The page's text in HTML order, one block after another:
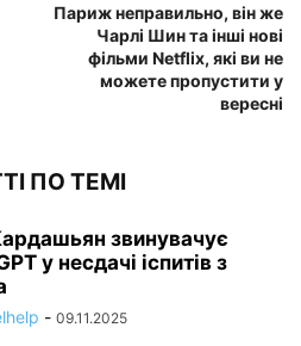
Париж неправильно, він же
Чарлі Шин та інші нові
фільми Netflix, які ви не
можете пропустити у
вересні
ПО ТЕМІ
звинувачує
у несдачі іспитів з
- 09.11.2025